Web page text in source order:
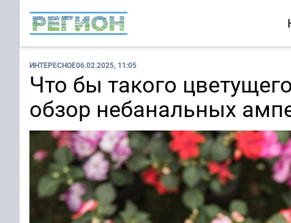
ИНТЕРЕСНОЕ06.02.2025, 11:05
Что бы такого
обзор небанальных